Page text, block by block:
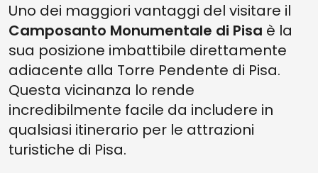
Uno dei maggiori vantaggi del visitare il
Camposanto Monumentale di Pisa è la
sua posizione imbattibile direttamente
adiacente alla Torre Pendente di Pisa.
Questa vicinanza lo rende
incredibilmente facile da includere in
qualsiasi itinerario per le attrazioni
turistiche di Pisa.